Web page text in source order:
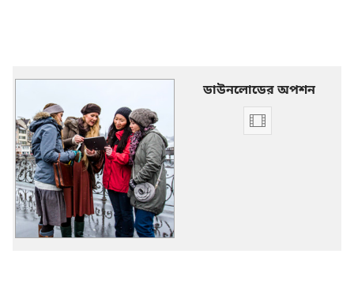
ডাউনলোডের অপশন
ভিডিও